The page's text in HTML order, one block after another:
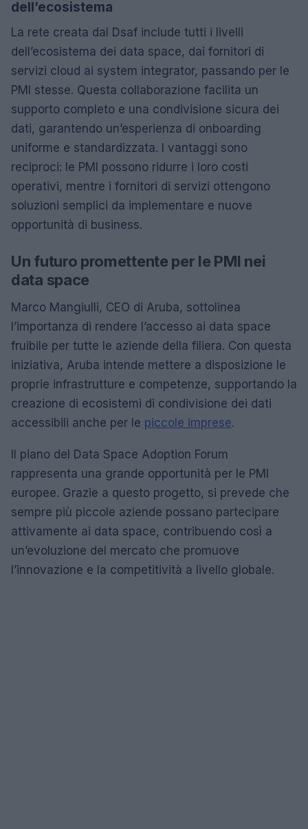
dell’ecosistema
La rete creata dal Dsaf include tutti i livelli
dell’ecosistema dei data space, dai fornitori di
servizi cloud ai system integrator, passando per le
PMI stesse. Questa collaborazione facilita un
supporto completo e una condivisione sicura dei
dati, garantendo un’esperienza di onboarding
uniforme e standardizzata. I vantaggi sono
reciproci: le PMI possono ridurre i loro costi
operativi, mentre i fornitori di servizi ottengono
soluzioni semplici da implementare e nuove
opportunità di business.
Un futuro promettente per le PMI nei
data space
Marco Mangiulli, CEO di Aruba, sottolinea
l’importanza di rendere l’accesso ai data space
fruibile per tutte le aziende della filiera. Con questa
iniziativa, Aruba intende mettere a disposizione le
proprie infrastrutture e competenze, supportando la
creazione di ecosistemi di condivisione dei dati
accessibili anche per le piccole imprese.
Il piano del Data Space Adoption Forum
rappresenta una grande opportunità per le PMI
europee. Grazie a questo progetto, si prevede che
sempre più piccole aziende possano partecipare
attivamente ai data space, contribuendo così a
un’evoluzione del mercato che promuove
l’innovazione e la competitività a livello globale.